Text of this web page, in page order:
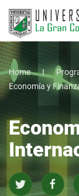
Home
Economía y